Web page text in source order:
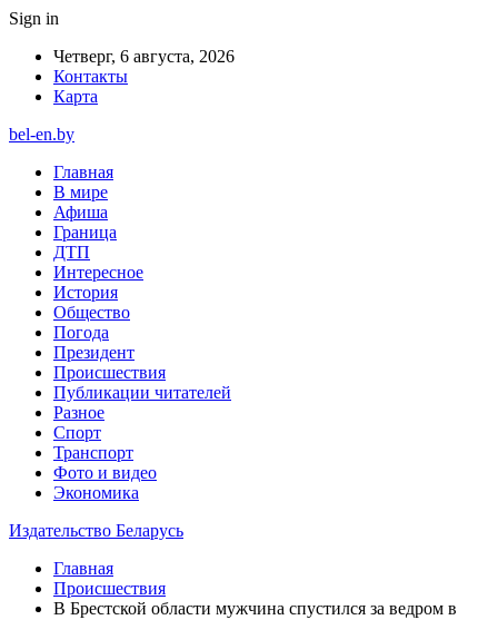
Sign in
Четверг, 6 августа, 2026
Контакты
Карта
bel-en.by
Главная
В мире
Афиша
Граница
ДТП
Интересное
История
Общество
Погода
Президент
Происшествия
Публикации читателей
Разное
Спорт
Транспорт
Фото и видео
Экономика
Издательство Беларусь
Главная
Происшествия
В Брестской области мужчина спустился за ведром в